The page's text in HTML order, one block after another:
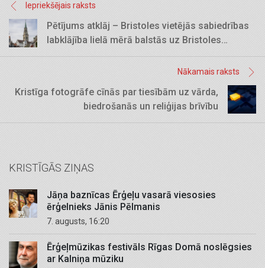
Iepriekšējais raksts
Pētījums atklāj – Bristoles vietējās sabiedrības
labklājība lielā mērā balstās uz Bristoles
draudžu darbu
Nākamais raksts
Kristīga fotogrāfe cīnās par tiesībām uz vārda,
biedrošanās un reliģijas brīvību
KRISTĪGĀS ZIŅAS
Jāņa baznīcas Ērģeļu vasarā viesosies
ērģelnieks Jānis Pēlmanis
7. augusts, 16:20
Ērģeļmūzikas festivāls Rīgas Domā noslēgsies
ar Kalniņa mūziku